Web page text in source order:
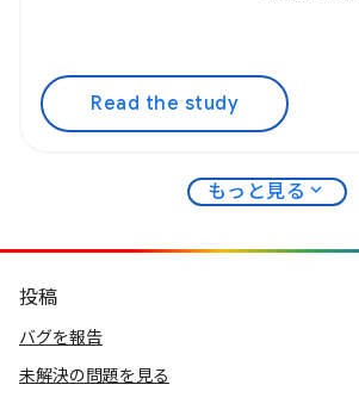
Read the study
もっと見る expand_more
投稿
バグを報告
未解決の問題を見る